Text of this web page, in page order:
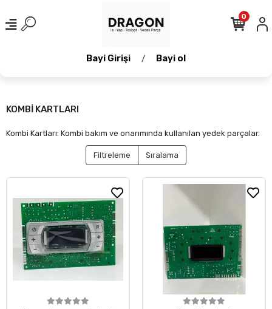
Bayi Girişi / Bayi ol
0
KOMBİ KARTLARI
Kombi Kartları: Kombi bakım ve onarımında kullanılan yedek parçalar.
Filtreleme Sıralama